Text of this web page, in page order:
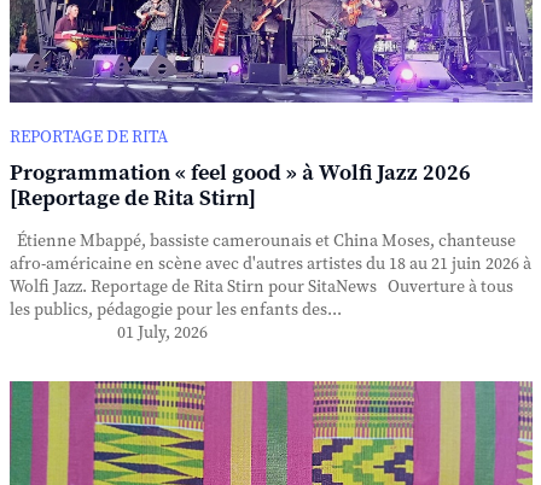
REPORTAGE DE RITA
Programmation « feel good » à Wolfi Jazz 2026
[Reportage de Rita Stirn]
Étienne Mbappé, bassiste camerounais et China Moses, chanteuse
afro-américaine en scène avec d'autres artistes du 18 au 21 juin 2026 à
Wolfi Jazz. Reportage de Rita Stirn pour SitaNews Ouverture à tous
les publics, pédagogie pour les enfants des...
01 July, 2026